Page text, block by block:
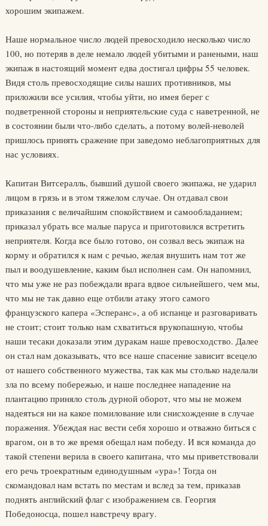
хорошим экипажем.
Наше нормальное число людей превосходило несколько число
100, но потеряв в деле немало людей убитыми и ранеными, наш
экипаж в настоящий момент едва достигал цифры 55 человек.
Видя столь превосходящие силы наших противников, мы
приложили все усилия, чтобы уйти, но имея берег с
подветренной стороны и неприятельские суда с наветренной, не
в состоянии были что-либо сделать, а потому волей-неволей
пришлось принять сражение при заведомо неблагоприятных для
нас условиях.
Капитан Витсералль, бывший душой своего экипажа, не ударил
лицом в грязь и в этом тяжелом случае. Он отдавал свои
приказания с величайшим спокойствием и самообладанием;
приказал убрать все малые паруса и приготовился встретить
неприятеля. Когда все было готово, он созвал весь экипаж на
корму и обратился к нам с речью, желая внушить нам тот же
пыл и воодушевление, каким был исполнен сам. Он напомнил,
что мы уже не раз побеждали врага вдвое сильнейшего, чем мы,
что мы не так давно еще отбили атаку этого самого
французского капера «Эсперанс», а об испанце и разговаривать
не стоит; стоит только нам схватиться врукопашную, чтобы
наши тесаки доказали этим дуракам наше превосходство. Далее
он стал нам доказывать, что все наше спасение зависит всецело
от нашего собственного мужества, так как мы столько наделали
зла по всему побережью, и наше последнее нападение на
плантацию приняло столь дурной оборот, что мы не можем
надеяться ни на какое помилование или снисхождение в случае
поражения. Убеждая нас вести себя хорошо и отважно биться с
врагом, он в то же время обещал нам победу. И вся команда до
такой степени верила в своего капитана, что мы приветствовали
его речь троекратным единодушным «ура»! Тогда он
скомандовал нам встать по местам и вслед за тем, приказав
поднять английский флаг с изображением св. Георгия
Победоносца, пошел навстречу врагу.